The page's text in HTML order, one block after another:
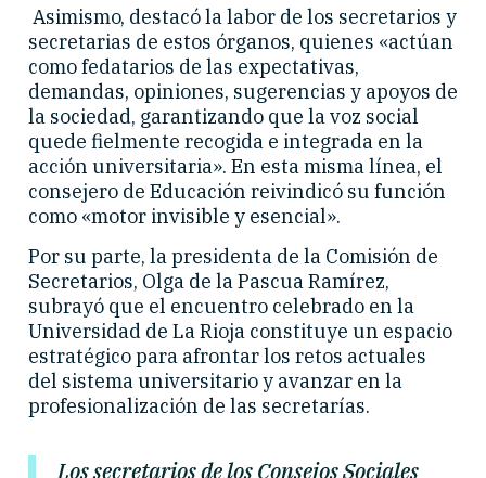
Asimismo, destacó la labor de los secretarios y
secretarias de estos órganos, quienes «actúan
como fedatarios de las expectativas,
demandas, opiniones, sugerencias y apoyos de
la sociedad, garantizando que la voz social
quede fielmente recogida e integrada en la
acción universitaria». En esta misma línea, el
consejero de Educación reivindicó su función
como «motor invisible y esencial».
Por su parte, la presidenta de la Comisión de
Secretarios, Olga de la Pascua Ramírez,
subrayó que el encuentro celebrado en la
Universidad de La Rioja constituye un espacio
estratégico para afrontar los retos actuales
del sistema universitario y avanzar en la
profesionalización de las secretarías.
Los secretarios de los Consejos Sociales